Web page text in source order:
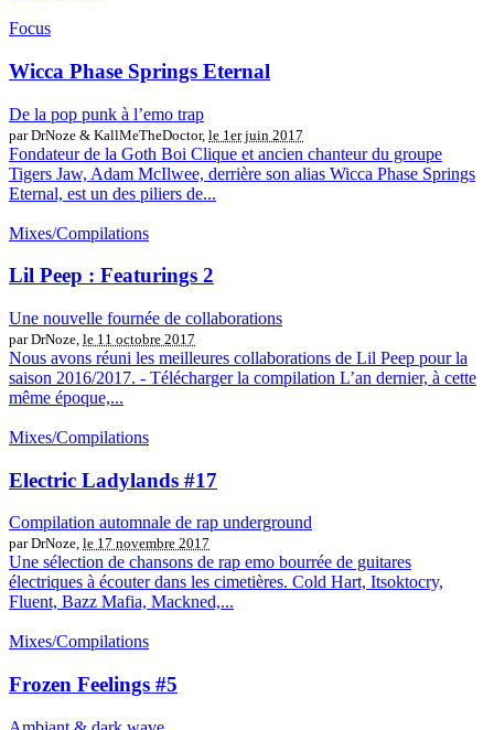
Focus
Wicca Phase Springs Eternal
De la pop punk à l’emo trap
par DrNoze & KallMeTheDoctor, le 1er juin 2017
Fondateur de la Goth Boi Clique et ancien chanteur du groupe
Tigers Jaw, Adam McIlwee, derrière son alias Wicca Phase Springs
Eternal, est un des piliers de...
Mixes/Compilations
Lil Peep : Featurings 2
Une nouvelle fournée de collaborations
par DrNoze, le 11 octobre 2017
Nous avons réuni les meilleures collaborations de Lil Peep pour la
saison 2016/2017. - Télécharger la compilation L’an dernier, à cette
même époque,...
Mixes/Compilations
Electric Ladylands #17
Compilation automnale de rap underground
par DrNoze, le 17 novembre 2017
Une sélection de chansons de rap emo bourrée de guitares
électriques à écouter dans les cimetières. Cold Hart, Itsoktocry,
Fluent, Bazz Mafia, Mackned,...
Mixes/Compilations
Frozen Feelings #5